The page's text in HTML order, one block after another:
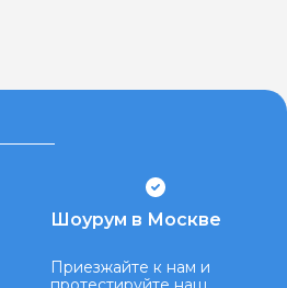
Шоурум в Москве
Приезжайте к нам и